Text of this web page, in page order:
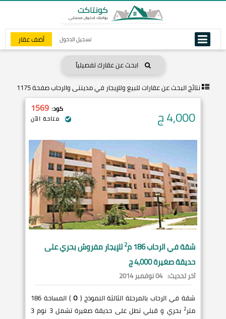
تسجيل الدخول أضف عقار
ابحث عن عقارك تفصيلياً
نتائج البحث عنعقارات للبيع وللإيجار في مدينتى والرحاب صفحة 1175
4,000ج كود: 1569
متاحة الآن
شقة فيالرحاب186 م 2للإيجار مفروش بحري على
حديقة صغيرة 4,000 ج
آخر تحديث: 04 نوفمبر 2014
شقة في الرحاب بالمرحلة الثالثة النموذج (O
) المساحة 186
متر2
بحري و قبلي تطل على حديقة صغيرة تشمل 3 نوم 3